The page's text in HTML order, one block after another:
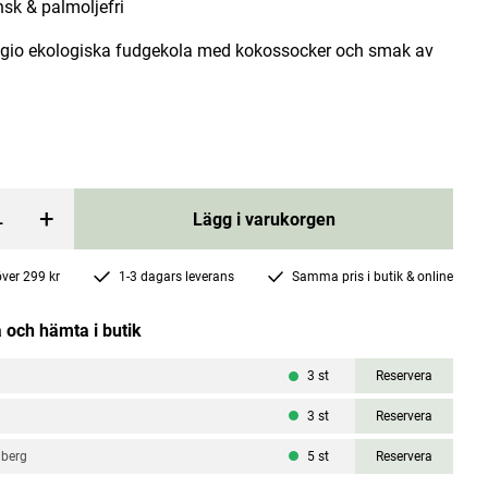
Ricinolja, Organic Castor Oil 250ml
Current price 97 kr Previous price: 129 kr
97 kr 129 kr
& palmoljefri
ekologiska fudgekola med kokossocker och smak av
+ Lägg i varukorgen
299 kr 1-3 dagars leverans Samma pris i butik & online
och hämta i butik
3 st Reservera
3 st Reservera
5 st Reservera